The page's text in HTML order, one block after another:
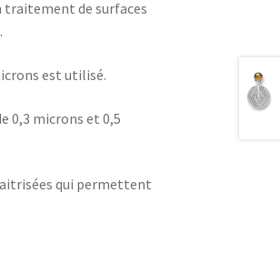
traitement de surfaces
est utilisé.
0,3 microns et 0,5
qui permettent